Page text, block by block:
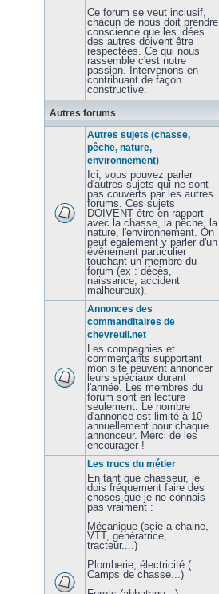
Ce forum se veut inclusif,
chacun de nous doit prendre
conscience que les idées
des autres doivent être
respectées. Ce qui nous
rassemble c'est notre
passion. Intervenons en
contribuant de façon
constructive.
Autres forums
Autres sujets (chasse,
pêche, nature,
environnement)
Ici, vous pouvez parler
d'autres sujets qui ne sont
pas couverts par les autres
forums. Ces sujets
DOIVENT être en rapport
avec la chasse, la pêche, la
nature, l'environnement. On
peut également y parler d'un
évênement particulier
touchant un membre du
forum (ex : décès,
naissance, accident
malheureux).
Annonces des
commanditaires de
chevreuil.net
Les compagnies et
commerçants supportant
mon site peuvent annoncer
leurs spéciaux durant
l'année. Les membres du
forum sont en lecture
seulement. Le nombre
d'annonce est limité à 10
annuellement pour chaque
annonceur. Merci de les
encourager !
Les trucs du métier
En tant que chasseur, je
dois fréquement faire des
choses que je ne connais
pas vraiment :
Mécanique (scie a chaine,
VTT, génératrice,
tracteur....)
Plomberie, électricité (
Camps de chasse...)